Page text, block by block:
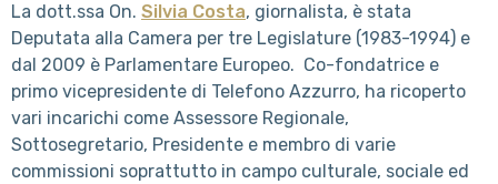
La dott.ssa On. Silvia Costa, giornalista, è stata
Deputata alla Camera per tre Legislature (1983-1994) e
dal 2009 è Parlamentare Europeo. Co-fondatrice e
primo vicepresidente di Telefono Azzurro, ha ricoperto
vari incarichi come Assessore Regionale,
Sottosegretario, Presidente e membro di varie
commissioni soprattutto in campo culturale, sociale ed